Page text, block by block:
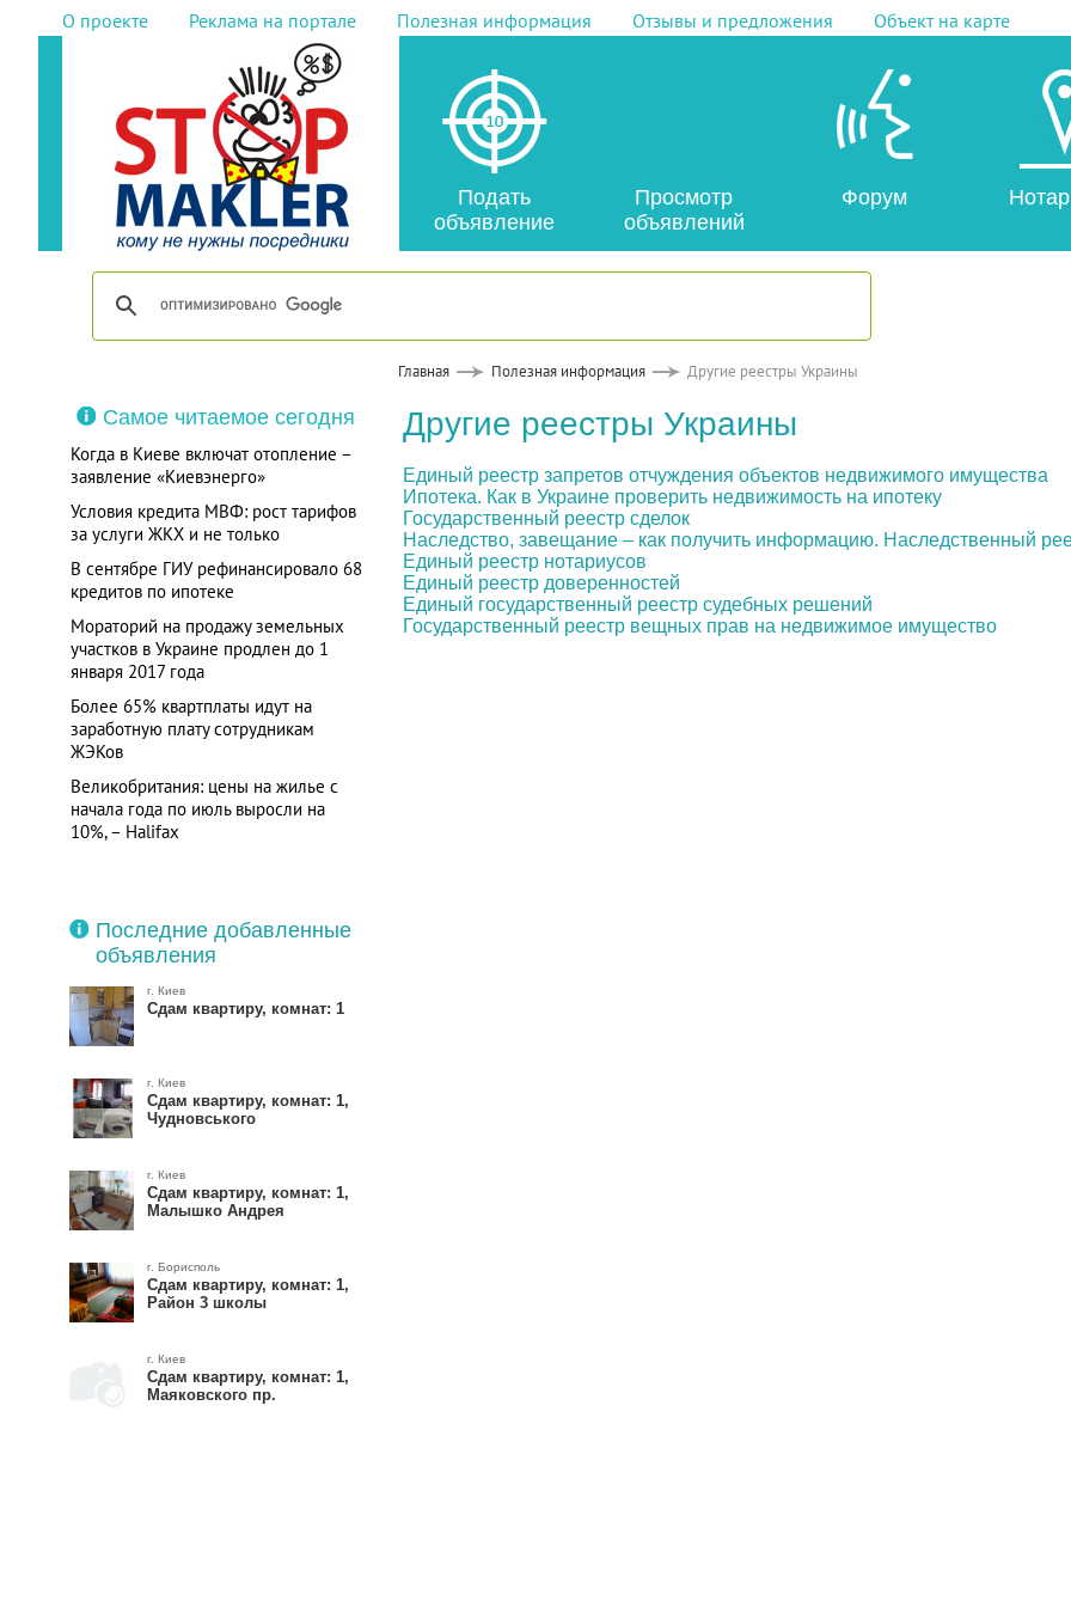
О проекте Реклама на портале Полезная информация Отзывы и предложения Объект на карте
Подать
объявление
Просмотр
объявлений
Форум
Главная Полезная информация Другие реестры Украины
Самое читаемое сегодня
Когда в Киеве включат отопление –
заявление «Киевэнерго»
Условия кредита МВФ: рост тарифов
за услуги ЖКХ и не только
В сентябре ГИУ рефинансировало 68
кредитов по ипотеке
Мораторий на продажу земельных
участков в Украине продлен до 1
января 2017 года
Более 65% квартплаты идут на
заработную плату сотрудникам
ЖЭКов
Великобритания: цены на жилье с
начала года по июль выросли на
10%, – Halifax
Последние добавленные
объявления
г. Киев
Сдам квартиру, комнат: 1
г. Киев
Сдам квартиру, комнат: 1,
Чудновського
г. Киев
Сдам квартиру, комнат: 1,
Малышко Андрея
г. Борисполь
Сдам квартиру, комнат: 1,
Район 3 школы
г. Киев
Сдам квартиру, комнат: 1,
Маяковского пр.
Другие реестры Украины
Единый реестр запретов отчуждения объектов недвижимого имущества
Ипотека. Как в Украине проверить недвижимость на ипотеку
Государственный реестр сделок
Наследство, завещание – как получить информацию. Наследственный
Единый реестр нотариусов
Единый реестр доверенностей
Единый государственный реестр судебных решений
Государственный реестр вещных прав на недвижимое имущество